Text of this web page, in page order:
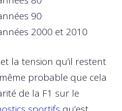
90
2000 et 2010
la tension qu’il restent
probable que cela
de la F1 sur le